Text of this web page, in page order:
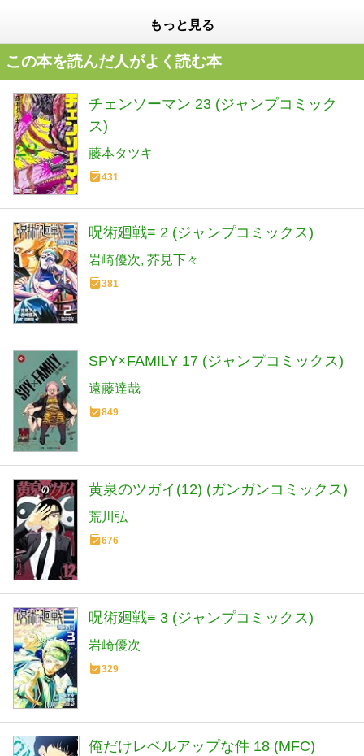
もっと見る
この本を読んだ人がよく読む本
チェンソーマン 23 (ジャンプコミック
ス)
藤本タツキ
431
呪術廻戦≡ 2 (ジャンプコミックス)
岩崎優次 芥見下々
381
SPY×FAMILY 17 (ジャンプコミックス)
遠藤達哉
849
黄泉のツガイ(12) (ガンガンコミックス)
荒川弘
676
呪術廻戦≡ 3 (ジャンプコミックス)
岩崎優次
329
俺だけレベルアップな件 18 (MFC)